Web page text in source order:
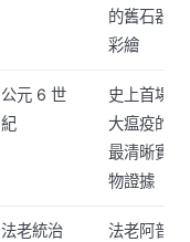
的舊石器
彩繪
公元 6 世
紀
史上首場
大瘟疫的
最清晰實
物證據
法老統治
法老阿普